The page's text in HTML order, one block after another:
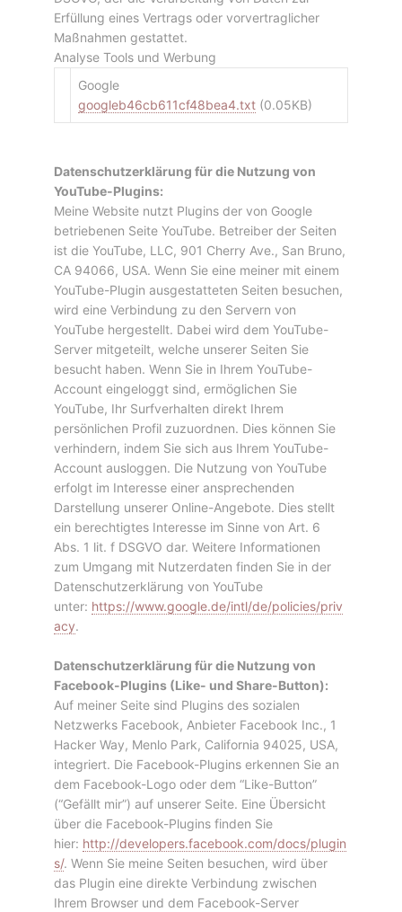
Erfüllung eines Vertrags oder vorvertraglicher
Maßnahmen gestattet.
Analyse Tools und Werbung
Google
googleb46cb611cf48bea4.txt (0.05KB)
Datenschutzerklärung für die Nutzung von
YouTube-Plugins:
Meine Website nutzt Plugins der von Google
betriebenen Seite YouTube. Betreiber der Seiten
ist die YouTube, LLC, 901 Cherry Ave., San Bruno,
CA 94066, USA. Wenn Sie eine meiner mit einem
YouTube-Plugin ausgestatteten Seiten besuchen,
wird eine Verbindung zu den Servern von
YouTube hergestellt. Dabei wird dem YouTube-
Server mitgeteilt, welche unserer Seiten Sie
besucht haben. Wenn Sie in Ihrem YouTube-
Account eingeloggt sind, ermöglichen Sie
YouTube, Ihr Surfverhalten direkt Ihrem
persönlichen Profil zuzuordnen. Dies können Sie
verhindern, indem Sie sich aus Ihrem YouTube-
Account ausloggen. Die Nutzung von YouTube
erfolgt im Interesse einer ansprechenden
Darstellung unserer Online-Angebote. Dies stellt
ein berechtigtes Interesse im Sinne von Art. 6
Abs. 1 lit. f DSGVO dar. Weitere Informationen
zum Umgang mit Nutzerdaten finden Sie in der
Datenschutzerklärung von YouTube
unter: https://www.google.de/intl/de/policies/priv
acy.
Datenschutzerklärung für die Nutzung von
Facebook-Plugins (Like- und Share-Button):
Auf meiner Seite sind Plugins des sozialen
Netzwerks Facebook, Anbieter Facebook Inc., 1
Hacker Way, Menlo Park, California 94025, USA,
integriert. Die Facebook-Plugins erkennen Sie an
dem Facebook-Logo oder dem “Like-Button”
(“Gefällt mir”) auf unserer Seite. Eine Übersicht
über die Facebook-Plugins finden Sie
hier: http://developers.facebook.com/docs/plugin
s/. Wenn Sie meine Seiten besuchen, wird über
das Plugin eine direkte Verbindung zwischen
Ihrem Browser und dem Facebook-Server